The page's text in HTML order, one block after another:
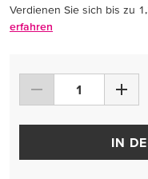
Verdienen Sie sich bis zu
erfahren
IN